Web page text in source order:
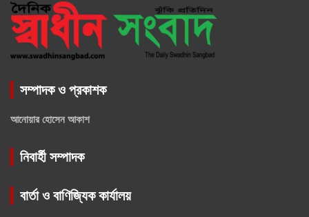
সম্পাদক ও প্রকাশক
আনোয়ার হোসেন আকাশ
নিবার্হী সম্পাদক
বার্তা ও বাণিজ্যিক কার্যালয়